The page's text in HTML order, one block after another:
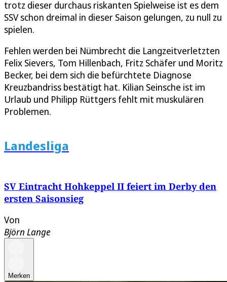
trotz dieser durchaus riskanten Spielweise ist es dem
SSV schon dreimal in dieser Saison gelungen, zu null zu
spielen.
Fehlen werden bei Nümbrecht die Langzeitverletzten
Felix Sievers, Tom Hillenbach, Fritz Schäfer und Moritz
Becker, bei dem sich die befürchtete Diagnose
Kreuzbandriss bestätigt hat. Kilian Seinsche ist im
Urlaub und Philipp Rüttgers fehlt mit muskulären
Problemen.
Landesliga
SV Eintracht Hohkeppel II feiert im Derby den
ersten Saisonsieg
Von
Björn Lange
Merken